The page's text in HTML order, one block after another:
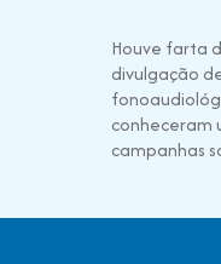
Houve farta
divulgação
conheceram
campanhas